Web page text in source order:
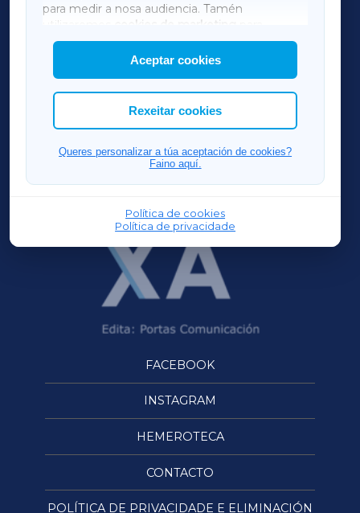
para medir a nosa audiencia. Tamén
utilizaremos
cookies de marketing
mostrar publicidade de terceiros.
Así mesmo, podes personalizar a elección das
cookies que desexas permitir.
Aceptar cookies
Rexeitar cookies
Queres personalizar a túa aceptación de cookies?
Faino aquí.
Política de cookies
Política de privacidade
AMARIÑAXA
RIBEIRASACRAXA
ACORUÑAXA
FERROLXA
OURENSEXA
FACEBOOK
INSTAGRAM
HEMEROTECA
CONTACTO
POLÍTICA DE PRIVACIDADE E ELIMINACIÓN